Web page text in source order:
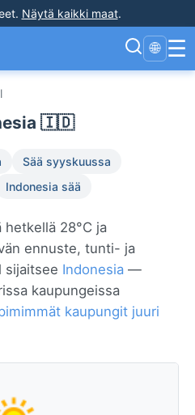
. Näytä kaikki maat.
🌐 ☰
🇮🇩
Sää syyskuussa
Indonesia sää
hetkellä 28°C ja
ennuste, tunti- ja
sijaitsee Indonesia —
kaupungeissa
kaupungit juuri